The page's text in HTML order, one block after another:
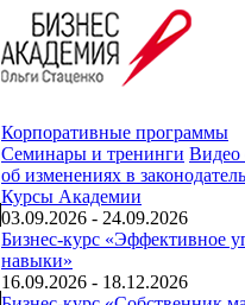
Корпоративные программы
Cеминары и тренинги Видео
об изменениях в
Курсы Академии
03.09.2026 - 24.09.2026
Бизнес-курс «Эффективное
навыки»
16.09.2026 - 18.12.2026